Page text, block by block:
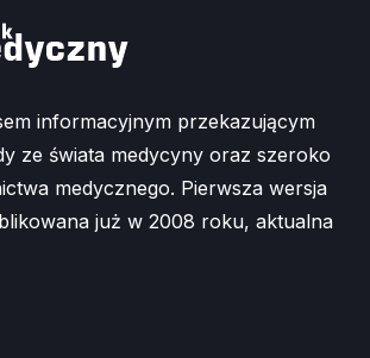
informacyjnym przekazującym
ze świata medycyny oraz szeroko
medycznego. Pierwsza wersja
już w 2008 roku, aktualna